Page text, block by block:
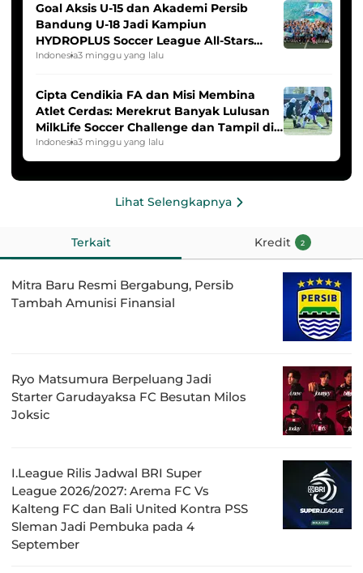
Goal Aksis U-15 dan Akademi Persib
Bandung U-18 Jadi Kampiun
HYDROPLUS Soccer League All-Stars
2025/2026
Indonesia3 minggu yang lalu
Cipta Cendikia FA dan Misi Membina
Atlet Cerdas: Merekrut Banyak Lulusan
MilkLife Soccer Challenge dan Tampil di
HYDROPLUS Soccer League
Indonesia3 minggu yang lalu
Lihat Selengkapnya
Terkait Kredit 2
Mitra Baru Resmi Bergabung, Persib
Tambah Amunisi Finansial
Ryo Matsumura Berpeluang Jadi
Starter Garudayaksa FC Besutan Milos
Joksic
I.League Rilis Jadwal BRI Super
League 2026/2027: Arema FC Vs
Kalteng FC dan Bali United Kontra PSS
Sleman Jadi Pembuka pada 4
September